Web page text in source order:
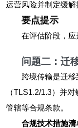
运营风险并制定缓解
要点提示
在评估阶段，
问题二：迁
跨境传输是迁移
（TLS1.2/1.3）并
管辖等合规条款。
合规技术措施清